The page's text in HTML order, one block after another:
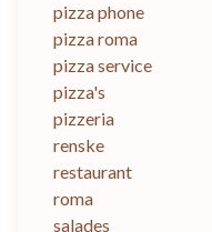
pizza phone
pizza roma
pizza service
pizza's
pizzeria
renske
restaurant
roma
salades